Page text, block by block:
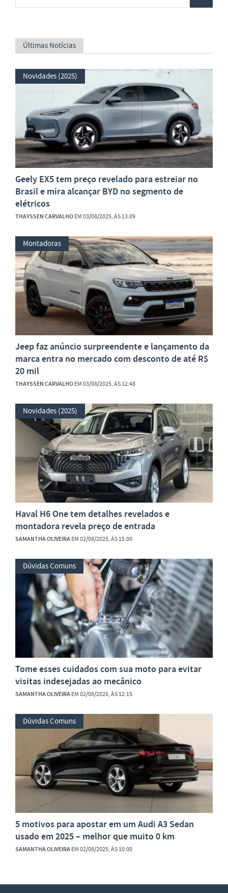
Últimas Notícias
Novidades (2025)
Geely EX5 tem preço revelado para estreiar no
Brasil e mira alcançar BYD no segmento de
elétricos
THAYSSEN CARVALHOEM 03/08/2025, ÀS 13:09
Montadoras
Jeep faz anúncio surpreendente e lançamento da
marca entra no mercado com desconto de até R$
20 mil
THAYSSEN CARVALHOEM 03/08/2025, ÀS 12:48
Novidades (2025)
Haval H6 One tem detalhes revelados e
montadora revela preço de entrada
SAMANTHA OLIVEIRAEM 02/08/2025, ÀS 15:00
Dúvidas Comuns
Tome esses cuidados com sua moto para evitar
visitas indesejadas ao mecânico
SAMANTHA OLIVEIRAEM 02/08/2025, ÀS 12:15
Dúvidas Comuns
5 motivos para apostar em um Audi A3 Sedan
usado em 2025 – melhor que muito 0 km
SAMANTHA OLIVEIRAEM 02/08/2025, ÀS 10:00